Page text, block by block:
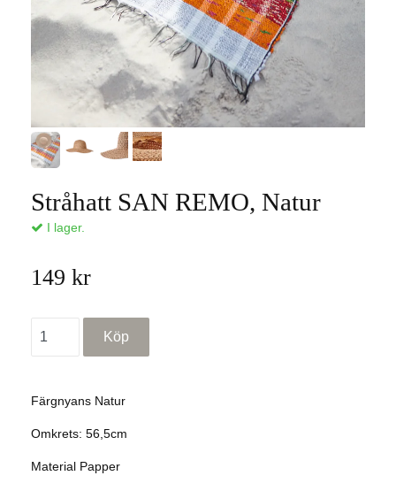
Stråhatt SAN REMO, Natur
I lager.
149 kr
Färgnyans Natur
Omkrets: 56,5cm
Material Papper